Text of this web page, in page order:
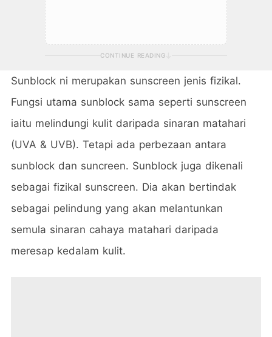
CONTINUE READING
Sunblock ni merupakan sunscreen jenis fizikal.
Fungsi utama sunblock sama seperti sunscreen
iaitu melindungi kulit daripada sinaran matahari
(UVA & UVB). Tetapi ada perbezaan antara
sunblock dan suncreen. Sunblock juga dikenali
sebagai fizikal sunscreen. Dia akan bertindak
sebagai pelindung yang akan melantunkan
semula sinaran cahaya matahari daripada
meresap kedalam kulit.